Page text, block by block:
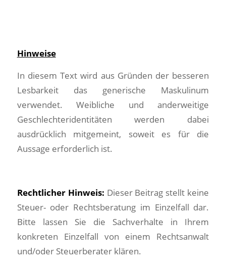
Hinweise
In diesem Text wird aus Gründen der besseren
Lesbarkeit das generische Maskulinum
verwendet. Weibliche und anderweitige
Geschlechteridentitäten werden dabei
ausdrücklich mitgemeint, soweit es für die
Aussage erforderlich ist.
Rechtlicher Hinweis: Dieser Beitrag stellt keine
Steuer- oder Rechtsberatung im Einzelfall dar.
Bitte lassen Sie die Sachverhalte in Ihrem
konkreten Einzelfall von einem Rechtsanwalt
und/oder Steuerberater klären.